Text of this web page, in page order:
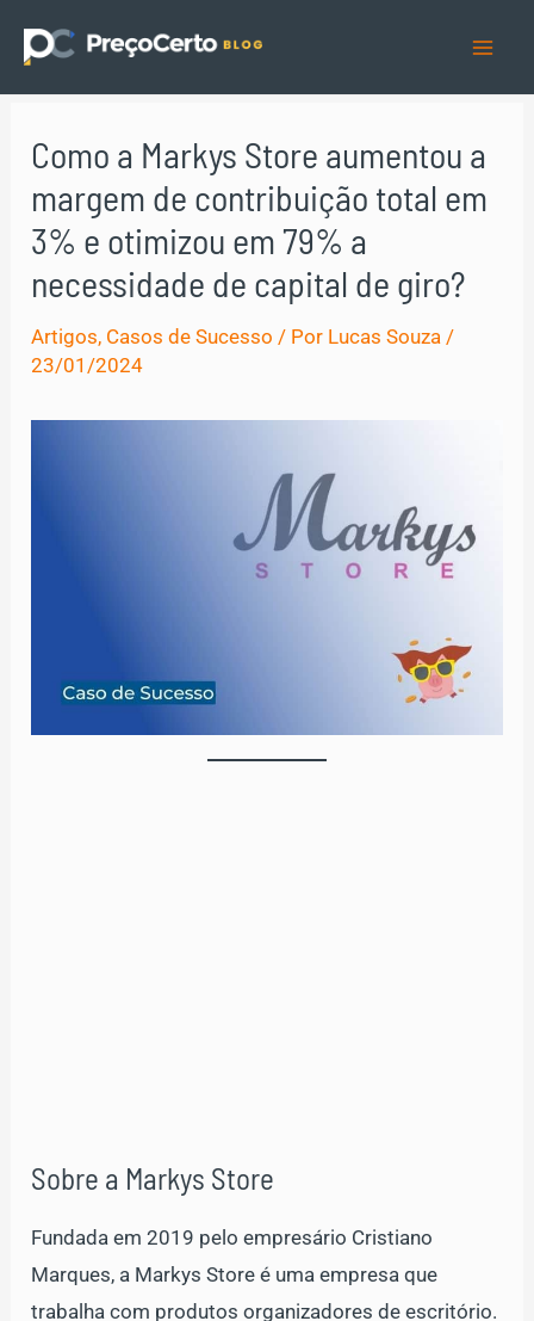
para
o
Como a Markys Store aumentou a
margem de contribuição total em
3% e otimizou em 79% a
necessidade de capital de giro?
Artigos, Casos de Sucesso / Por Lucas Souza /
23/01/2024
Sobre a Markys Store
Fundada em 2019 pelo empresário Cristiano
Marques, a Markys Store é uma empresa que
trabalha com produtos organizadores de escritório.